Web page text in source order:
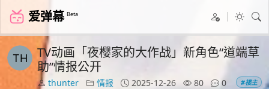
爱弹幕 Beta
TV动画「夜樱家的大作战」新角色“道端草
助”情报公开
thunter 情报 2025-12-26 80
0
#楼主